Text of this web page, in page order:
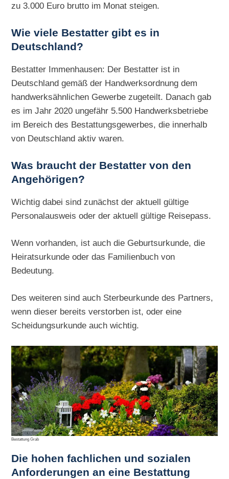
zu 3.000 Euro brutto im Monat steigen.
Wie viele Bestatter gibt es in
Deutschland?
Bestatter Immenhausen: Der Bestatter ist in
Deutschland gemäß der Handwerksordnung dem
handwerksähnlichen Gewerbe zugeteilt. Danach gab
es im Jahr 2020 ungefähr 5.500 Handwerksbetriebe
im Bereich des Bestattungsgewerbes, die innerhalb
von Deutschland aktiv waren.
Was braucht der Bestatter von den
Angehörigen?
Wichtig dabei sind zunächst der aktuell gültige
Personalausweis oder der aktuell gültige Reisepass.
Wenn vorhanden, ist auch die Geburtsurkunde, die
Heiratsurkunde oder das Familienbuch von
Bedeutung.
Des weiteren sind auch Sterbeurkunde des Partners,
wenn dieser bereits verstorben ist, oder eine
Scheidungsurkunde auch wichtig.
Bestattung Grab
Die hohenfachlichen und sozialen
Anforderungen an eine Bestattung